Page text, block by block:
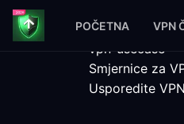
POČETNA VPN
vpn-usecase
Smjernice za
Usporedite